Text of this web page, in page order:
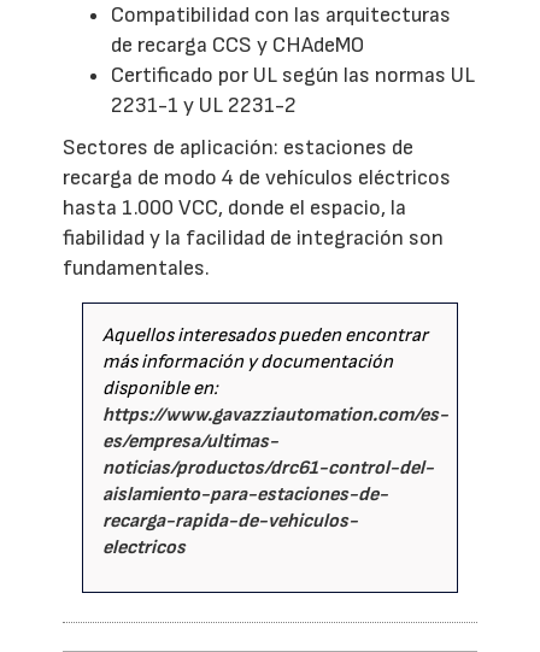
Compatibilidad con las arquitecturas
de recarga CCS y CHAdeMO
Certificado por UL según las normas UL
2231-1 y UL 2231-2
Sectores de aplicación: estaciones de
recarga de modo 4 de vehículos eléctricos
hasta 1.000 VCC, donde el espacio, la
fiabilidad y la facilidad de integración son
fundamentales.
Aquellos interesados pueden encontrar
más información y documentación
disponible en:
https://www.gavazziautomation.com/es-
es/empresa/ultimas-
noticias/productos/drc61-control-del-
aislamiento-para-estaciones-de-
recarga-rapida-de-vehiculos-
electricos